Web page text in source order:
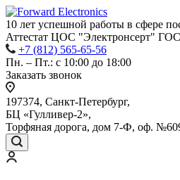
10 лет успешной работы в сфере
Аттестат ЦОС "Электронсерт"
+7 (812) 565-65-56
Пн. – Пт.: с 10:00 до 18:00
Заказать звонок
197374, Санкт-Петербург,
БЦ «Гулливер-2»,
Торфяная дорога, дом 7-Ф, оф.